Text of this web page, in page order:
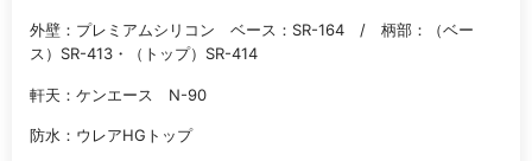
外壁：プレミアムシリコン ベース：SR-164 / 柄部：（ベー
ス）SR-413・（トップ）SR-414
軒天：ケンエース N-90
防水：ウレアHGトップ